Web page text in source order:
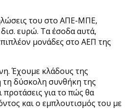
του στο ΑΠΕ-ΜΠΕ,
ευρώ. Τα έσοδα αυτά,
μονάδες στο ΑΕΠ της
Έχουμε κλάδους της
τη δύσκολη συνθήκη της
για το πώς θα
και ο εμπλουτισμός του με